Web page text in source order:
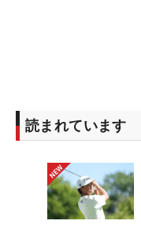
読まれています